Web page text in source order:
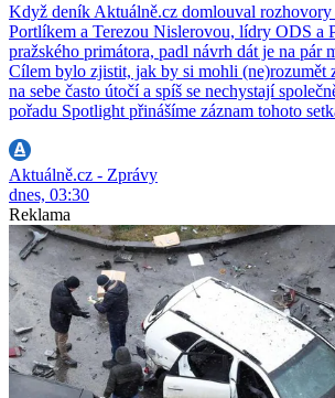
Když deník Aktuálně.cz domlouval rozhovory
Portlíkem a Terezou Nislerovou, lídry ODS a
pražského primátora, padl návrh dát je na pár
Cílem bylo zjistit, jak by si mohli (ne)rozumět
na sebe často útočí a spíš se nechystají
pořadu Spotlight přinášíme záznam tohoto
Aktuálně.cz - Zprávy
dnes, 03:30
Reklama